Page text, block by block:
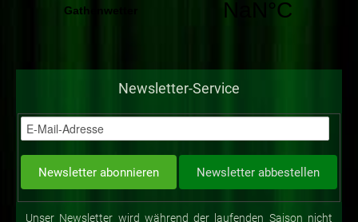
Newsletter-Service
Unser Newsletter wird während der laufenden Saison nicht